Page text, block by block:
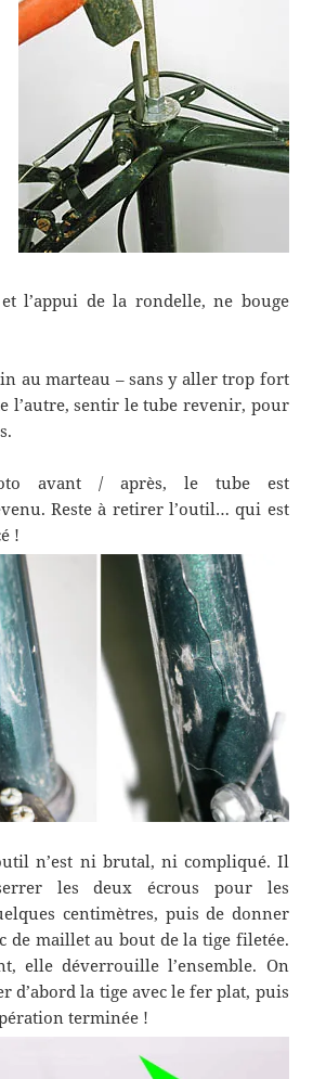
l’appui de la rondelle, ne bouge
au marteau – sans y aller trop fort
l’autre, sentir le tube revenir, pour
avant / après, le tube est
Reste à retirer l’outil… qui est
!
n’est ni brutal, ni compliqué. Il
les deux écrous pour les
centimètres, puis de donner
de maillet au bout de la tige filetée.
elle déverrouille l’ensemble. On
d’abord la tige avec le fer plat, puis
terminée !